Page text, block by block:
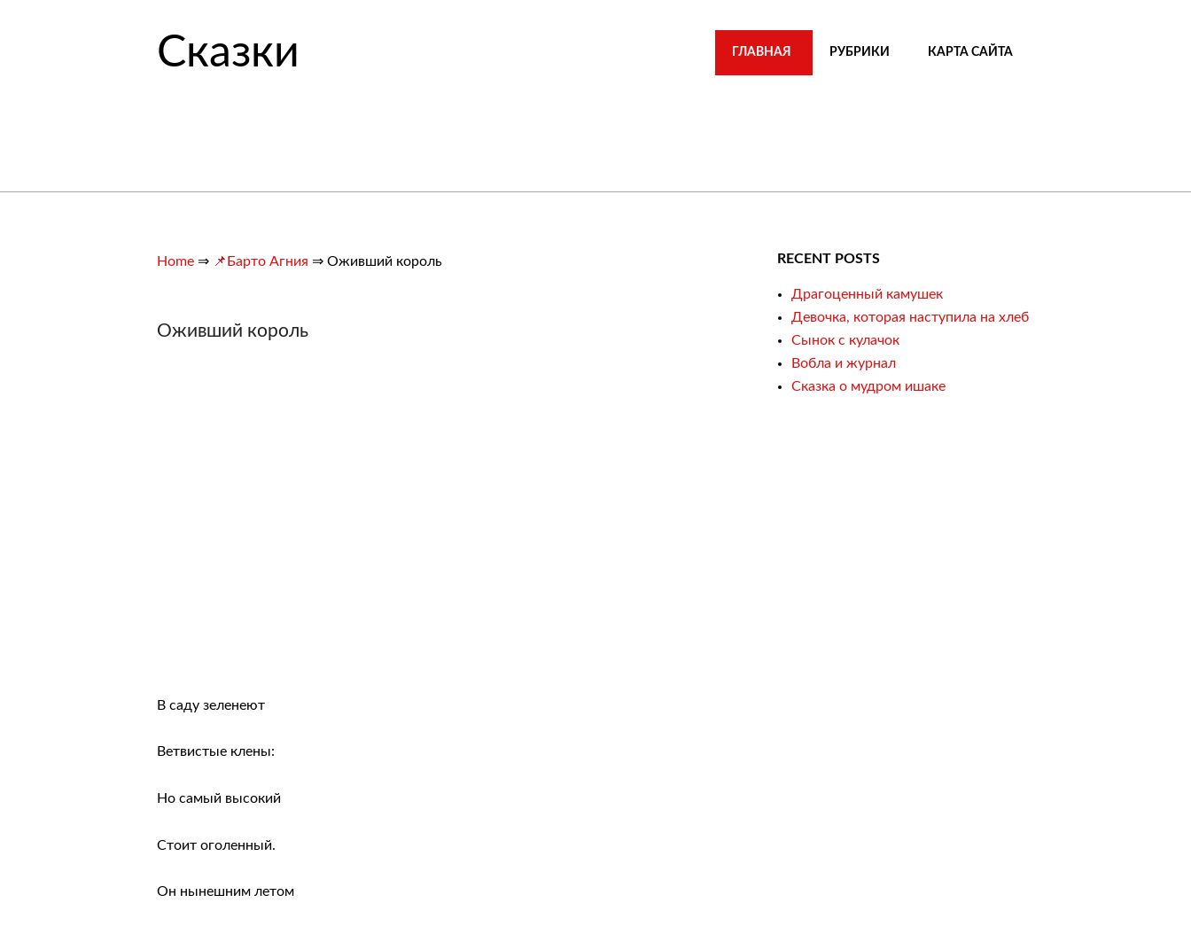
Сказки ГЛАВНАЯ РУБРИКИ КАРТА САЙТА
Home ⇒ 📌Барто Агния ⇒ Оживший король
Оживший король
В саду зеленеют
Ветвистые клены:
Но самый высокий
Стоит оголенный.
Он нынешним летом
RECENT POSTS
Драгоценный камушек
Девочка, которая наступила на хлеб
Сынок с кулачок
Вобла и журнал
Сказка о мудром ишаке